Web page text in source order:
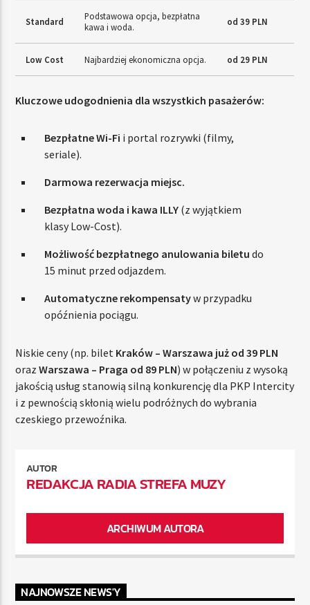
Standard
Podstawowa opcja, bezpłatna
kawa i woda.
od 39 PLN
Low Cost Najbardziej ekonomiczna opcja. od 29 PLN
Kluczowe udogodnienia dla wszystkich pasażerów:
Bezpłatne Wi-Fi i portal rozrywki (filmy,
seriale).
Darmowa rezerwacja miejsc.
Bezpłatna woda i kawa ILLY (z wyjątkiem
klasy Low-Cost).
Możliwość bezpłatnego anulowania biletu do
15 minut przed odjazdem.
Automatyczne rekompensatyw przypadku
opóźnienia pociągu.
Niskie ceny (np. bilet Kraków – Warszawa już od 39 PLN
orazWarszawa – Praga od 89 PLN) w połączeniu z wysoką
jakością usług stanowią silną konkurencję dla PKP Intercity
i z pewnością skłonią wielu podróżnych do wybrania
czeskiego przewoźnika.
AUTOR
REDAKCJA RADIA STREFA MUZY
ARCHIWUM AUTORA
NAJNOWSZE NEWS'Y